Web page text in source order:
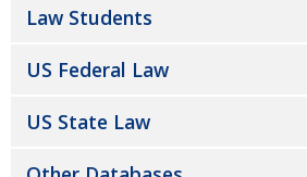
Law Students
US Federal Law
US State Law